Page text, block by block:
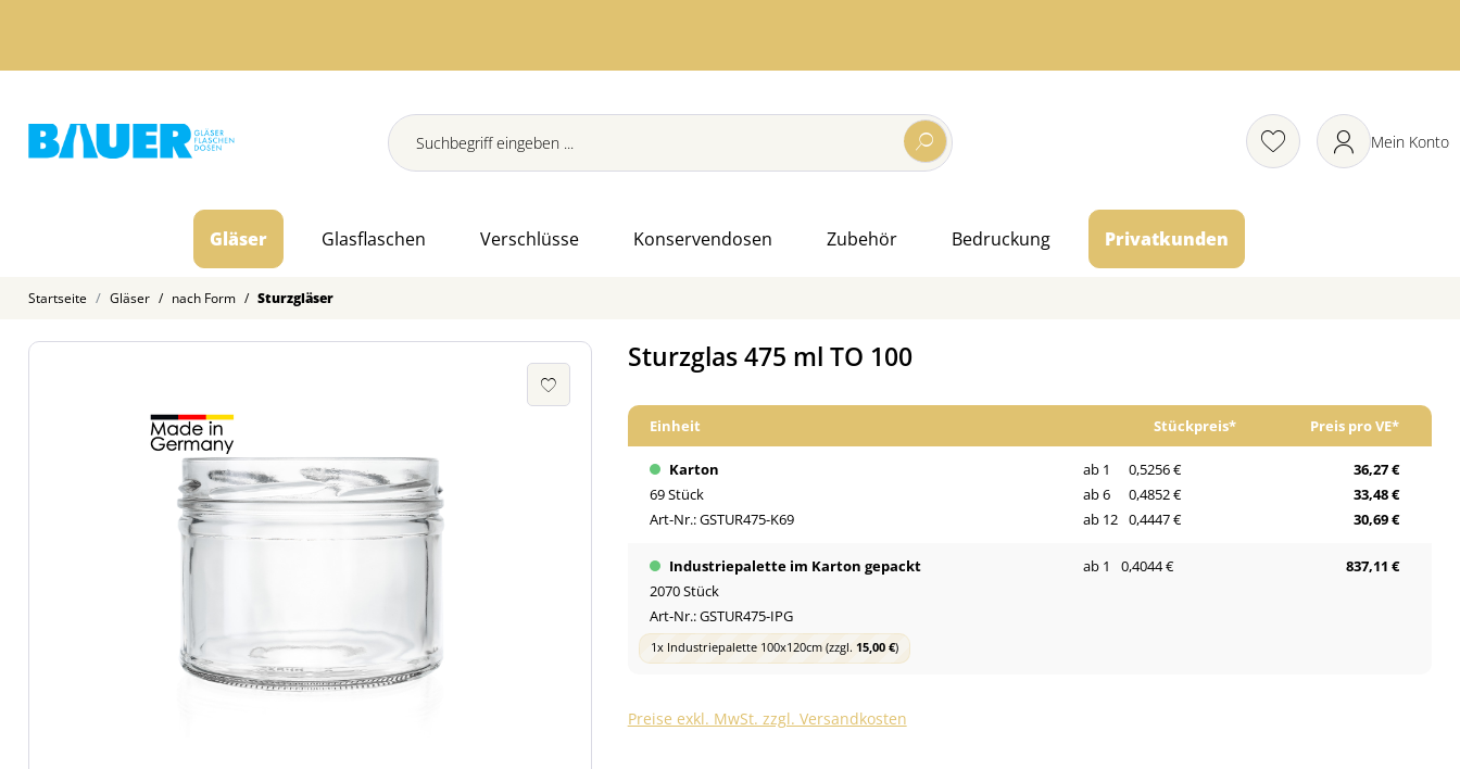
Mein Konto
Gläser Glasflaschen Verschlüsse Konservendosen Zubehör Bedruckung Privatkunden
Startseite Gläser / nach Form / Sturzgläser
Sturzglas 475 ml TO 100
Einheit Stückpreis* Preis pro VE*
Karton
69 Stück
Art-Nr.:GSTUR475-K69
ab 1
ab 6
ab 12
0,5256 €
0,4852 €
0,4447 €
36,27 €
33,48 €
30,69 €
Industriepalette im Karton gepackt
2070 Stück
Art-Nr.:GSTUR475-IPG
1x Industriepalette 100x120cm (zzgl. 15,00 €)
ab 1 0,4044 € 837,11 €
Preise exkl. MwSt. zzgl. Versandkosten